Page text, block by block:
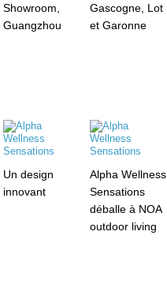
Showroom,
Guangzhou
Gascogne, Lot
et Garonne
Un design
innovant
Alpha Wellness
Sensations
déballe à NOA
outdoor living